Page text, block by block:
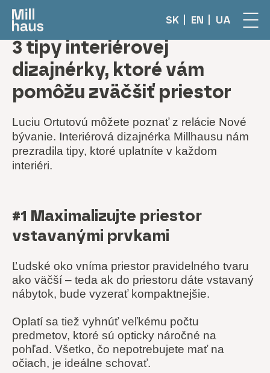
SK EN UA
3 tipy interiérovej
dizajnérky, ktoré vám
pomôžu zväčšiť priestor
Luciu Ortutovú môžete poznať z relácie Nové
bývanie. Interiérová dizajnérka Millhausu nám
prezradila tipy, ktoré uplatníte v každom
interiéri.
#1 Maximalizujte priestor
vstavanými prvkami
Ľudské oko vníma priestor pravidelného tvaru
ako väčší – teda ak do priestoru dáte vstavaný
nábytok, bude vyzerať kompaktnejšie.
Oplatí sa tiež vyhnúť veľkému počtu
predmetov, ktoré sú opticky náročné na
pohľad. Všetko, čo nepotrebujete mať na
očiach, je ideálne schovať.